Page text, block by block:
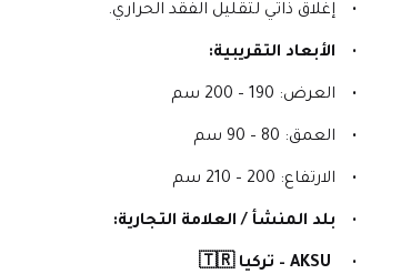
إغلاق ذاتي لتقليل الفقد الحراري.
الأبعاد التقريبية:
العرض: 190 – 200 سم
العمق: 80 – 90 سم
الارتفاع: 200 – 210 سم
بلد المنشأ / العلامة التجارية:
AKSU – تركيا 🇹🇷